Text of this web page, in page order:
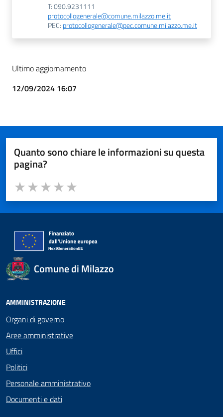
T: 090.9231111
protocollogenerale@comune.milazzo.me.it
PEC: protocollogenerale@pec.comune.milazzo.me.it
Ultimo aggiornamento
12/09/2024 16:07
Quanto sono chiare le informazioni su questa
pagina?
Valuta da 1 a 5 stelle la pagina
Valuta 5 stelle su 5
Valuta 4 stelle su 5
Valuta 3 stelle su 5
Valuta 2 stelle su 5
Valuta 1 stelle su 5
Comune di Milazzo
AMMINISTRAZIONE
Organi di governo
Aree amministrative
Uffici
Politici
Personale amministrativo
Documenti e dati